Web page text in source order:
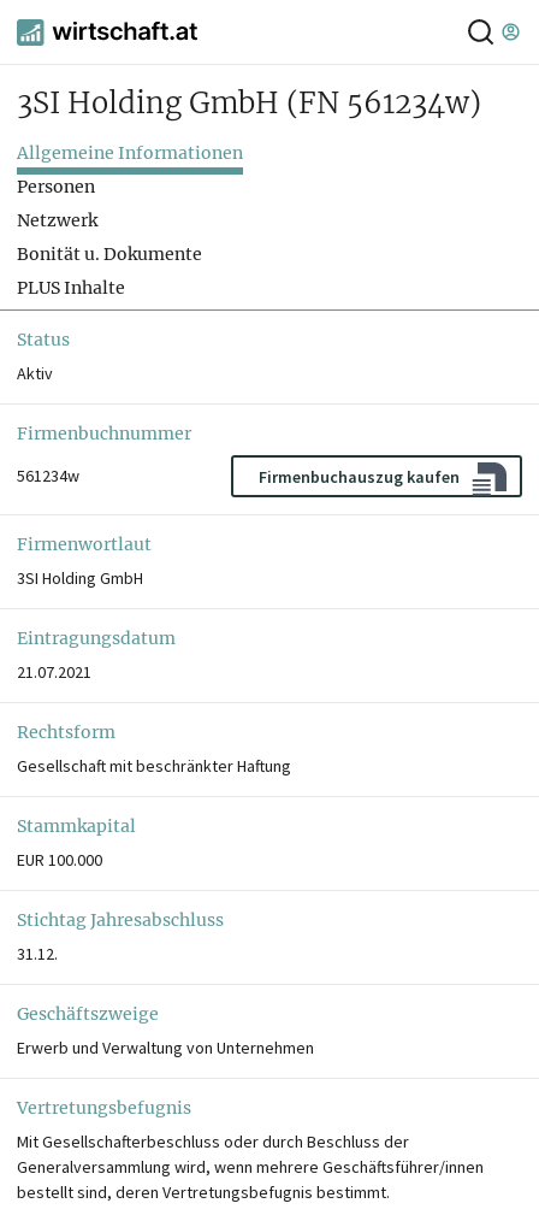
3SI Holding GmbH (FN 561234w)
Allgemeine Informationen
Personen
Netzwerk
Bonität u. Dokumente
PLUS Inhalte
Status
Aktiv
Firmenbuchnummer
561234w
Firmenbuchauszug kaufen
Firmenwortlaut
3SI Holding GmbH
Eintragungsdatum
21.07.2021
Rechtsform
Gesellschaft mit beschränkter Haftung
Stammkapital
EUR 100.000
Stichtag Jahresabschluss
31.12.
Geschäftszweige
Erwerb und Verwaltung von Unternehmen
Vertretungsbefugnis
Mit Gesellschafterbeschluss oder durch Beschluss der
Generalversammlung wird, wenn mehrere Geschäftsführer/innen
bestellt sind, deren Vertretungsbefugnis bestimmt.